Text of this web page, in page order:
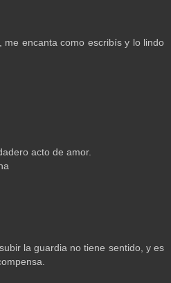
me encanta como escribís y lo lindo
acto de amor.
la guardia no tiene sentido, y es